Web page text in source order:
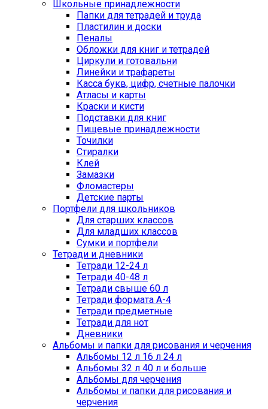
Школьные принадлежности
Папки для тетрадей и труда
Пластилин и доски
Пеналы
Обложки для книг и тетрадей
Циркули и готовальни
Линейки и трафареты
Касса букв, цифр, счетные палочки
Атласы и карты
Краски и кисти
Подставки для книг
Пищевые принадлежности
Точилки
Стиралки
Клей
Замазки
Фломастеры
Детские парты
Портфели для школьников
Для старших классов
Для младших классов
Сумки и портфели
Тетради и дневники
Тетради 12-24 л
Тетради 40-48 л
Тетради свыше 60 л
Тетради формата А-4
Тетради предметные
Тетради для нот
Дневники
Альбомы и папки для рисования и черчения
Альбомы 12 л 16 л 24 л
Альбомы 32 л 40 л и больше
Альбомы для черчения
Альбомы и папки для рисования и
черчения